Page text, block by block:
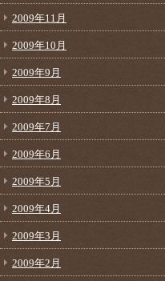
2009年11月
2009年10月
2009年9月
2009年8月
2009年7月
2009年6月
2009年5月
2009年4月
2009年3月
2009年2月